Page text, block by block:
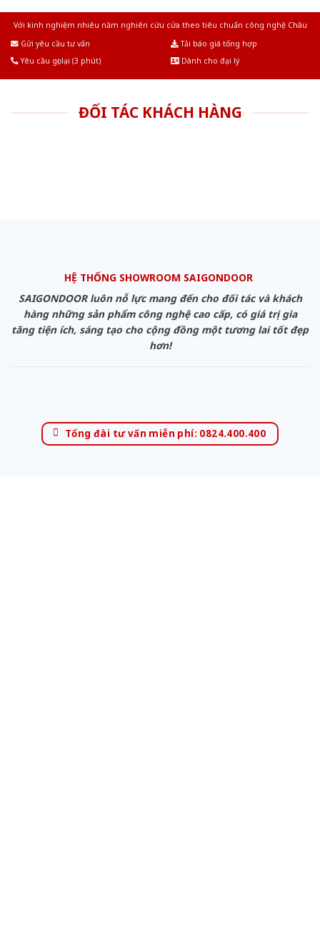
Với kinh nghiệm nhiêu năm nghiên cứu cửa theo tiêu chuẩn công nghệ Châu
Gửi yêu cầu tư vấn
Tải báo giá tổng hợp
Yêu cầu gọi lại (3 phút)
Dành cho đại lý
ĐỐI TÁC KHÁCH HÀNG
HỆ THỐNG SHOWROOM SAIGONDOOR
SAIGONDOOR luôn nỗ lực mang đến cho đối tác và khách
hàng những sản phẩm công nghệ cao cấp, có giá trị gia
tăng tiện ích, sáng tạo cho cộng đồng một tương lai tốt đẹp
hơn!
Tổng đài tư vấn miễn phí: 0824.400.400